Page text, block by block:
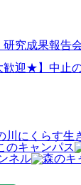
究成果報告
歓迎★】中止
川にくらす生